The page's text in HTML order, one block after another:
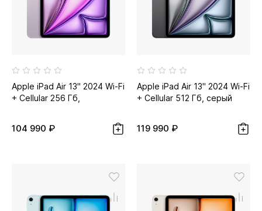
Apple iPad Air 13" 2024 Wi-Fi
+ Cellular 256 Гб,
104 990 ₽
Apple iPad Air 13" 2024 Wi-Fi
+ Cellular 512 Гб, серый
119 990 ₽